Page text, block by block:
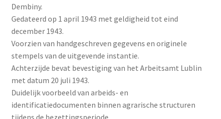
Dembiny.
Gedateerd op 1 april 1943 met geldigheid tot eind
december 1943.
Voorzien van handgeschreven gegevens en originele
stempels van de uitgevende instantie.
Achterzijde bevat bevestiging van het Arbeitsamt Lublin
met datum 20 juli 1943.
Duidelijk voorbeeld van arbeids- en
identificatiedocumenten binnen agrarische structuren